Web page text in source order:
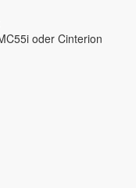
oder Cinterion